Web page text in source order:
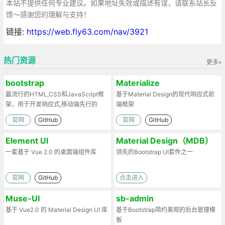
本站不提供任何专业建议。如果地址失效或描述有误，请联系站长反
馈～感谢您的理解与支持！
链接: https://web.fly63.com/nav/3921
更多»
热门资源
bootstrap
最流行的HTML,CSS和JavaScript框
架，用于开发响应式,移动端先行的
web项目
官网 GitHub
Materialize
基于Material Design的现代响应式前
端框架
官网 GitHub
Element UI
一套基于 Vue 2.0 的桌面端组件库
官网 GitHub
Material Design（MDB）
领先的Bootstrap UI套件之一
点击进入
Muse-UI
基于 Vue2.0 的 Material Design UI 库
sb-admin
基于Bootstrap简约美观的后台管理模
板